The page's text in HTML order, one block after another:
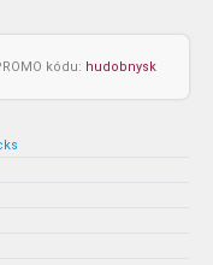
kódu: hudobnysk